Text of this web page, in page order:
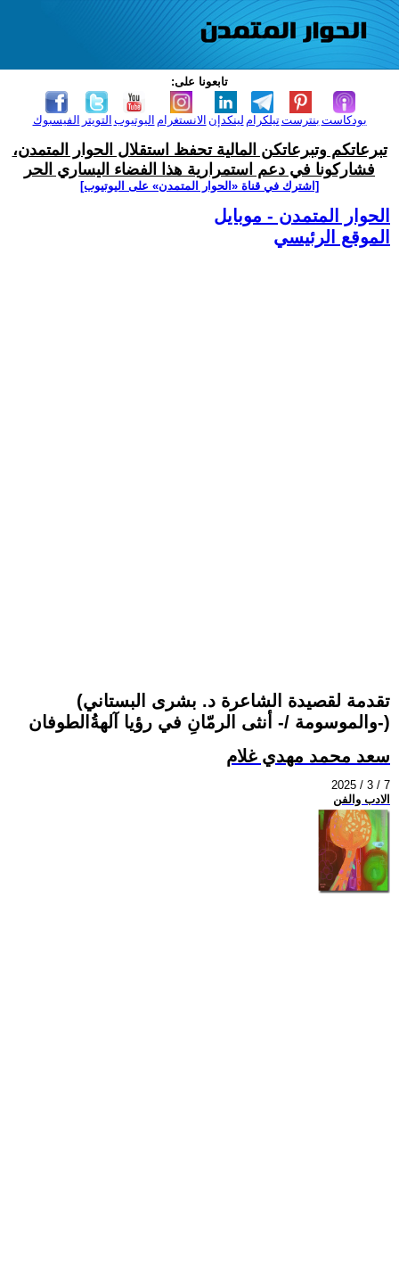
تابعونا على:
الفيسبوك التويتر اليوتيوب الانستغرام لينكدإن تيلكرامبنترست بودكاست
تبرعاتكم وتبرعاتكن المالية تحفظ استقلال الحوار المتمدن،
فشاركونا في دعم استمرارية هذا الفضاء اليساري الحر
[اشترك في قناة ‫«الحوار المتمدن» على اليوتيوب]
الحوار المتمدن - موبايل
الموقع الرئيسي
(تقدمة لقصيدة الشاعرة د. بشرى البستاني
والموسومة /- أنثى الرمّانِ في رؤيا آلهةُالطوفان-)
سعد محمد مهدي غلام
2025 / 3 / 7
الادب والفن